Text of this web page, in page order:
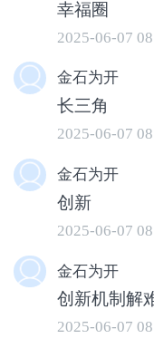
湖州市生态环
部门联动时间
个小时，更加
幸福圈
2025-06-07
金石为开
长三角
2025-06-07
金石为开
创新
2025-06-07
金石为开
创新机制解
2025-06-07